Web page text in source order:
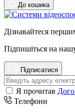
До кошика
Дізнавайтеся
Підпишіться на
Підписатися
Я прочитав
Телефони